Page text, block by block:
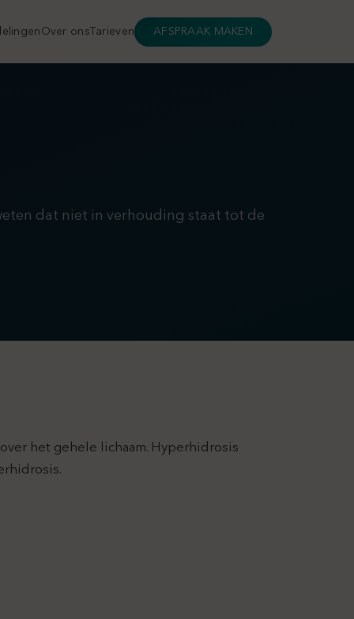
Over onsTarieven AFSPRAAK MAKEN
dat niet in verhouding staat tot de
het gehele lichaam. Hyperhidrosis